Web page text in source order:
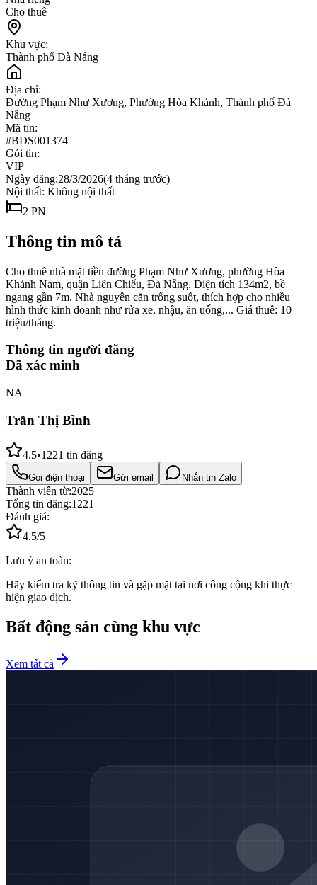
Cho thuê
Khu vực:
Thành phố Đà Nẵng
Địa chỉ:
Đường Phạm Như Xương, Phường Hòa Khánh, Thành phố Đà
Nẵng
Mã tin:
#BDS001374
Gói tin:
VIP
Ngày đăng:28/3/2026(4 tháng trước)
Nội thất: Không nội thất
2 PN
Thông tin mô tả
Cho thuê nhà mặt tiền đường Phạm Như Xương, phường Hòa
Khánh Nam, quận Liên Chiểu, Đà Nẵng. Diện tích 134m2, bề
ngang gần 7m. Nhà nguyên căn trống suốt, thích hợp cho nhiều
hình thức kinh doanh như rửa xe, nhậu, ăn uống,... Giá thuê: 10
triệu/tháng.
Thông tin người đăng
Đã xác minh
NA
Trần Thị Bình
4.5•1221 tin đăng
Gọi điện thoại Gửi email Nhắn tin Zalo
Thành viên từ:2025
Tổng tin đăng:1221
Đánh giá:
4.5/5
Lưu ý an toàn:
Hãy kiểm tra kỹ thông tin và gặp mặt tại nơi công cộng khi thực
hiện giao dịch.
Bất động sản cùng khu vực
Xem tất cả